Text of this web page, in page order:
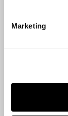
Marketing